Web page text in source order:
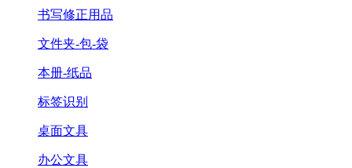
书写修正用品
文件夹-包-袋
本册-纸品
标签识别
桌面文具
办公文具